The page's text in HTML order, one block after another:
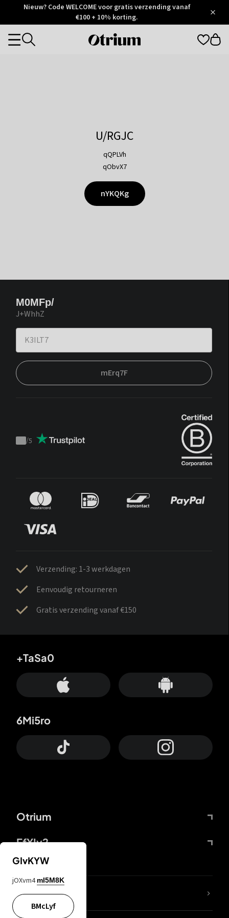
Otrium
Trustpilot
Nieuw? Code WELCOME voor gratis verzending vanaf
€100 + 10% korting.
Otrium
Categories
U/RGJC
qQPLVh
qObvX7
nYKQKg
M0MFp/
J+WhhZ
mErq7F
Trustpilot
/5
Verzending: 1-3 werkdagen
Eenvoudig retourneren
Gratis verzending vanaf €150
Otrium
FfYIy2
+TaSa0
6Mi5ro
KIjvtr
GIvKYW
jOXvm4 mI5M8K
BMcLyf